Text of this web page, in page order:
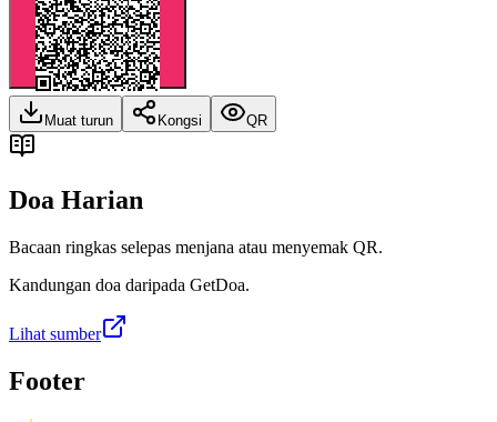
Muat turun Kongsi QR
Doa Harian
Bacaan ringkas selepas menjana atau menyemak QR.
Kandungan doa daripada GetDoa.
Lihat sumber
Footer